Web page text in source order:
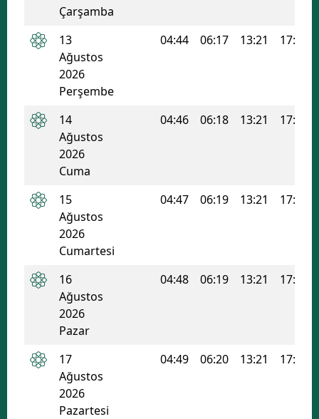
Isparta
İzmir
Çarşamba
13
Ağustos
2026
Perşembe
04:44 06:17 13:21 17:08
14
Ağustos
2026
Cuma
04:46 06:18 13:21 17:08
15
Ağustos
2026
Cumartesi
04:47 06:19 13:21 17:07
16
Ağustos
2026
Pazar
04:48 06:19 13:21 17:07
17
Ağustos
2026
Pazartesi
04:49 06:20 13:21 17:06